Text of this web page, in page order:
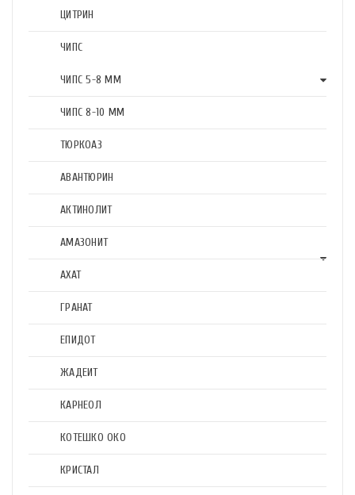
ЦИТРИН
ЧИПС
ЧИПС 5-8 ММ
ЧИПС 8-10 ММ
ТЮРКОАЗ
АВАНТЮРИН
АКТИНОЛИТ
АМАЗОНИТ
АХАТ
ГРАНАТ
ЕПИДОТ
ЖАДЕИТ
КАРНЕОЛ
КОТЕШКО ОКО
КРИСТАЛ